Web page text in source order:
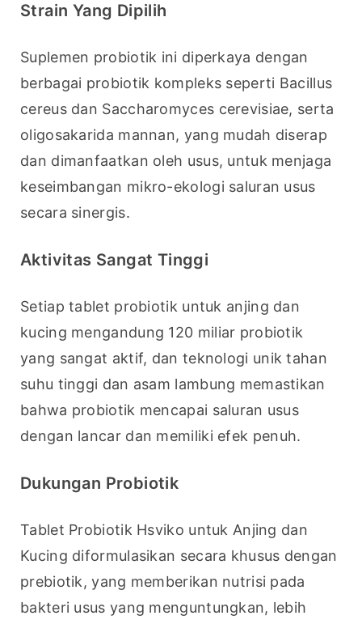
Strain Yang Dipilih
Suplemen probiotik ini diperkaya dengan
berbagai probiotik kompleks seperti Bacillus
cereus dan Saccharomyces cerevisiae, serta
oligosakarida mannan, yang mudah diserap
dan dimanfaatkan oleh usus, untuk menjaga
keseimbangan mikro-ekologi saluran usus
secara sinergis.
Aktivitas Sangat Tinggi
Setiap tablet probiotik untuk anjing dan
kucing mengandung 120 miliar probiotik
yang sangat aktif, dan teknologi unik tahan
suhu tinggi dan asam lambung memastikan
bahwa probiotik mencapai saluran usus
dengan lancar dan memiliki efek penuh.
Dukungan Probiotik
Tablet Probiotik Hsviko untuk Anjing dan
Kucing diformulasikan secara khusus dengan
prebiotik, yang memberikan nutrisi pada
bakteri usus yang menguntungkan, lebih